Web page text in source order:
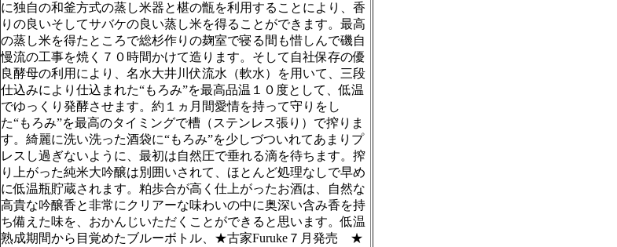
に独自の和釜方式の蒸し米器と椹の甑を利用することにより、香
りの良いそしてサバケの良い蒸し米を得ることができます。最高
の蒸し米を得たところで総杉作りの麹室で寝る間も惜しんで磯自
慢流の工事を焼く７０時間かけて造ります。そして自社保存の優
良酵母の利用により、名水大井川伏流水（軟水）を用いて、三段
仕込みにより仕込まれた“もろみ”を最高品温１０度として、低温
でゆっくり発酵させます。約１ヵ月間愛情を持って守りをし
た“もろみ”を最高のタイミングで槽（ステンレス張り）で搾りま
す。綺麗に洗い洗った酒袋に“もろみ”を少しづついれてあまりプ
レスし過ぎないように、最初は自然圧で垂れる滴を待ちます。搾
り上がった純米大吟醸は別囲いされて、ほとんど処理なしで早め
に低温瓶貯蔵されます。粕歩合が高く仕上がったお酒は、自然な
高貴な吟醸香と非常にクリアーな味わいの中に奥深い含み香を持
ち備えた味を、おかんじいただくことができると思います。低温
熟成期間から目覚めたブルーボトル、★古家Furuke７月発売 ★